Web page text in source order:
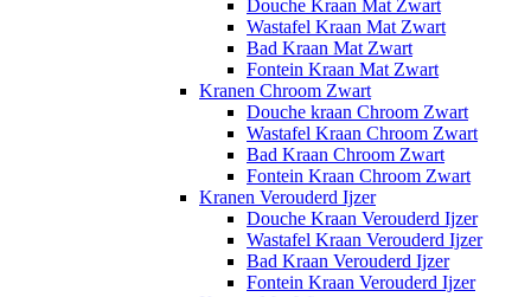
Douche Kraan Mat Zwart
Wastafel Kraan Mat Zwart
Bad Kraan Mat Zwart
Fontein Kraan Mat Zwart
Kranen Chroom Zwart
Douche kraan Chroom Zwart
Wastafel Kraan Chroom Zwart
Bad Kraan Chroom Zwart
Fontein Kraan Chroom Zwart
Kranen Verouderd Ijzer
Douche Kraan Verouderd Ijzer
Wastafel Kraan Verouderd Ijzer
Bad Kraan Verouderd Ijzer
Fontein Kraan Verouderd Ijzer